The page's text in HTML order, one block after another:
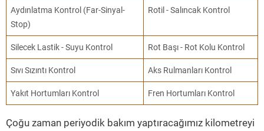
Aydınlatma Kontrol (Far-Sinyal-
Stop)
Rotil - Salıncak Kontrol
Silecek Lastik - Suyu Kontrol Rot Başı - Rot Kolu Kontrol
Sıvı Sızıntı Kontrol Aks Rulmanları Kontrol
Yakıt Hortumları Kontrol Fren Hortumları Kontrol
Çoğu zaman periyodik bakım yaptıracağımız kilometreyi